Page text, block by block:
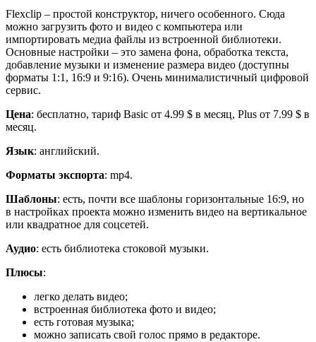
Flexclip – простой конструктор, ничего особенного. Сюда
можно загрузить фото и видео с компьютера или
импортировать медиа файлы из встроенной библиотеки.
Основные настройки – это замена фона, обработка текста,
добавление музыки и изменение размера видео (доступны
форматы 1:1, 16:9 и 9:16). Очень минималистичный цифровой
сервис.
Цена: бесплатно, тариф Basic от 4.99 $ в месяц, Plus от 7.99 $ в
месяц.
Язык: английский.
Форматы экспорта: mp4.
Шаблоны: есть, почти все шаблоны горизонтальные 16:9, но
в настройках проекта можно изменить видео на вертикальное
или квадратное для соцсетей.
Аудио: есть библиотека стоковой музыки.
Плюсы:
легко делать видео;
встроенная библиотека фото и видео;
есть готовая музыка;
можно записать свой голос прямо в редакторе.